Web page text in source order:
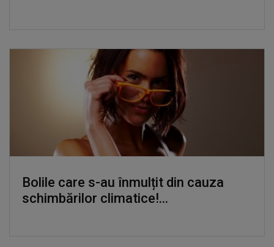
Bolile care s-au înmulțit din cauza
schimbărilor climatice!...